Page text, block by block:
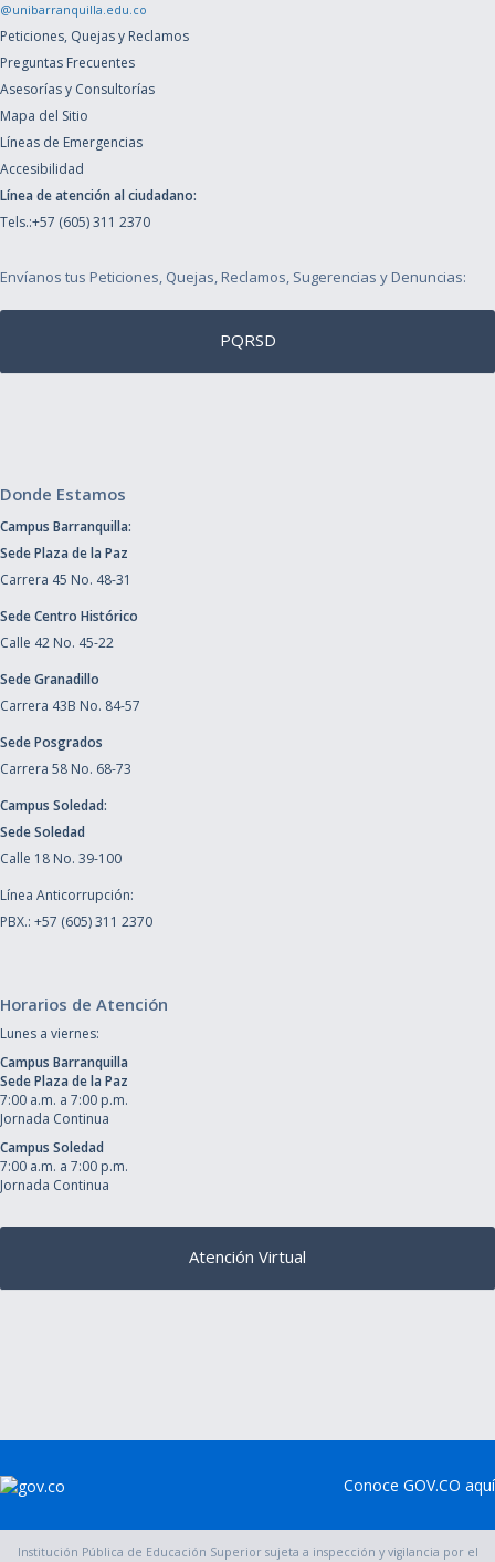
@unibarranquilla.edu.co
Peticiones, Quejas y Reclamos
Preguntas Frecuentes
Asesorías y Consultorías
Mapa del Sitio
Líneas de Emergencias
Accesibilidad
Línea de atención al ciudadano:
Tels.:+57 (605) 311 2370
Envíanos tus Peticiones, Quejas, Reclamos, Sugerencias y Denuncias:
PQRSD
Donde Estamos
Campus Barranquilla:
Sede Plaza de la Paz
Carrera 45 No. 48-31
Sede Centro Histórico
Calle 42 No. 45-22
Sede Granadillo
Carrera 43B No. 84-57
Sede Posgrados
Carrera 58 No. 68-73
Campus Soledad:
Sede Soledad
Calle 18 No. 39-100
Línea Anticorrupción:
PBX.: +57 (605) 311 2370
Horarios de Atención
Lunes a viernes:
Campus Barranquilla
Sede Plaza de la Paz
7:00 a.m. a 7:00 p.m.
Jornada Continua
Campus Soledad
7:00 a.m. a 7:00 p.m.
Jornada Continua
Atención Virtual
Conoce GOV.CO aquí
Institución Pública de Educación Superior sujeta a inspección y vigilancia por el